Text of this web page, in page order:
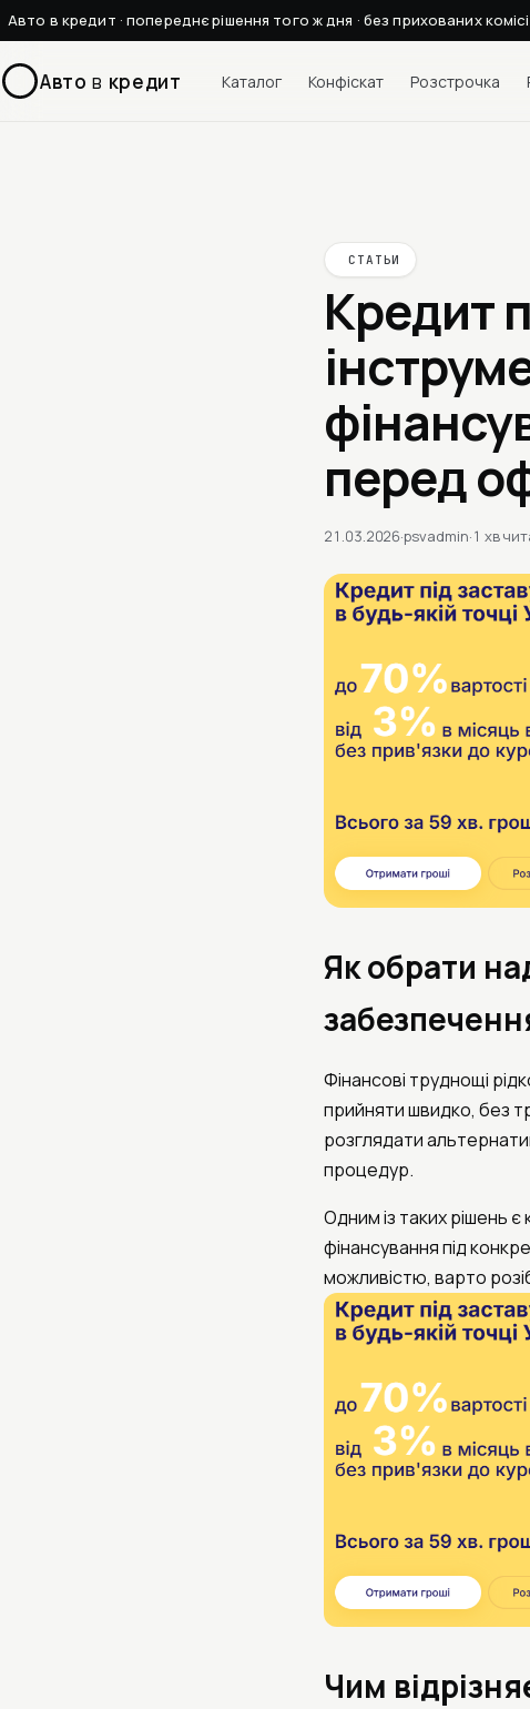
Авто в кредит · попереднє рішення того ж дня · без прихованих
Авто в кредит Каталог Конфіскат Розстрочка
СТАТЬИ
Кредит
перед
21.03.2026·psvadmin·1 хв
Як обрати
Фінансові труднощі
прийняти швидко, без
розглядати
процедур.
Одним із таких рішень
фінансування під
можливістю, варто
Чим